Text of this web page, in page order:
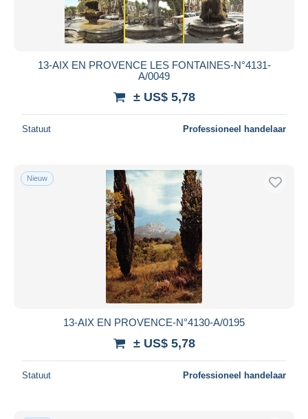
13-AIX EN PROVENCE LES FONTAINES-N°4131-
A/0049
± US$ 5,78
Statuut Professioneel handelaar
Nieuw
13-AIX EN PROVENCE-N°4130-A/0195
± US$ 5,78
Statuut Professioneel handelaar